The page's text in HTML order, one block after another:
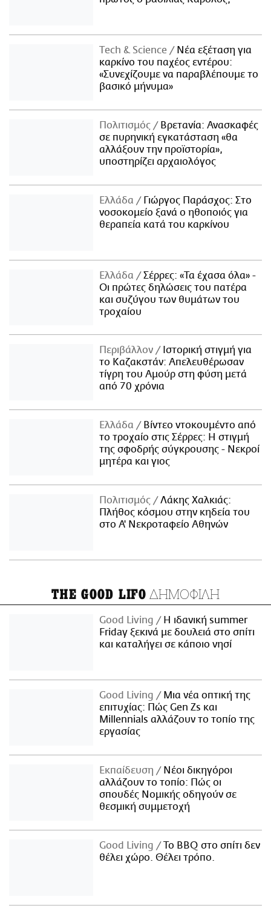
Τech & Science
Νέα εξέταση για
καρκίνο του παχέος εντέρου:
«Συνεχίζουμε να παραβλέπουμε το
βασικό μήνυμα»
Πολιτισμός
Βρετανία: Ανασκαφές
σε πυρηνική εγκατάσταση «θα
αλλάξουν την προϊστορία»,
υποστηρίζει αρχαιολόγος
Ελλάδα
Γιώργος Παράσχος: Στο
νοσοκομείο ξανά ο ηθοποιός για
θεραπεία κατά του καρκίνου
Ελλάδα
Σέρρες: «Τα έχασα όλα» -
Οι πρώτες δηλώσεις του πατέρα
και συζύγου των θυμάτων του
τροχαίου
Περιβάλλον
Ιστορική στιγμή για
το Καζακστάν: Απελευθέρωσαν
τίγρη του Αμούρ στη φύση μετά
από 70 χρόνια
Ελλάδα
Βίντεο ντοκουμέντο από
το τροχαίο στις Σέρρες: Η στιγμή
της σφοδρής σύγκρουσης - Νεκροί
μητέρα και γιος
Πολιτισμός
Λάκης Χαλκιάς:
Πλήθος κόσμου στην κηδεία του
στο Α' Νεκροταφείο Αθηνών
THE GOOD LIFO ΔΗΜΟΦΙΛΗ
Good Living
Η ιδανική summer
Friday ξεκινά με δουλειά στο σπίτι
και καταλήγει σε κάποιο νησί
Good Living
Μια νέα οπτική της
επιτυχίας: Πώς Gen Zs και
Millennials αλλάζουν το τοπίο της
εργασίας
Εκπαίδευση
Νέοι δικηγόροι
αλλάζουν το τοπίο: Πώς οι
σπουδές Νομικής οδηγούν σε
θεσμική συμμετοχή
Good Living
Το BBQ στο σπίτι δεν
θέλει χώρο. Θέλει τρόπο.